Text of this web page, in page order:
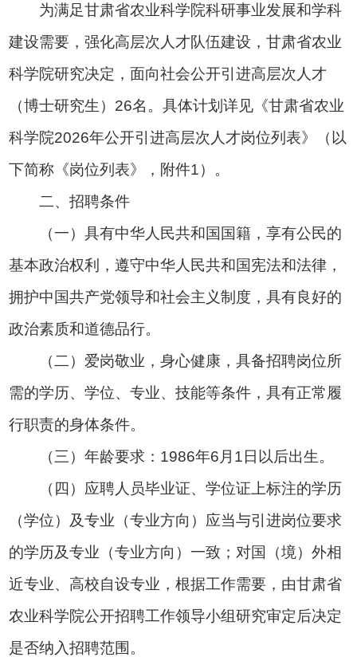
为满足甘肃省农业科学院科研事业发展和学科
建设需要，强化高层次人才队伍建设，甘肃省农业
科学院研究决定，面向社会公开引进高层次人才
（博士研究生）26名。具体计划详见《甘肃省农业
科学院2026年公开引进高层次人才岗位列表》（以
下简称《岗位列表》，附件1）。
二、招聘条件
（一）具有中华人民共和国国籍，享有公民的
基本政治权利，遵守中华人民共和国宪法和法律，
拥护中国共产党领导和社会主义制度，具有良好的
政治素质和道德品行。
（二）爱岗敬业，身心健康，具备招聘岗位所
需的学历、学位、专业、技能等条件，具有正常履
行职责的身体条件。
（三）年龄要求：1986年6月1日以后出生。
（四）应聘人员毕业证、学位证上标注的学历
（学位）及专业（专业方向）应当与引进岗位要求
的学历及专业（专业方向）一致；对国（境）外相
近专业、高校自设专业，根据工作需要，由甘肃省
农业科学院公开招聘工作领导小组研究审定后决定
是否纳入招聘范围。